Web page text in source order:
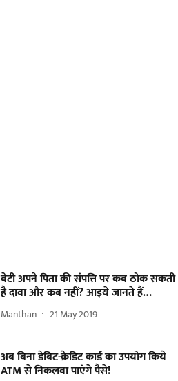
बेटी अपने पिता की संपत्ति पर कब ठोक सकती
है दावा और कब नहीं? आइये जानते हैं…
Manthan 21 May 2019
अब बिना डेबिट-क्रेडिट कार्ड का उपयोग किये
ATM से निकलवा पाएंगे पैसे!